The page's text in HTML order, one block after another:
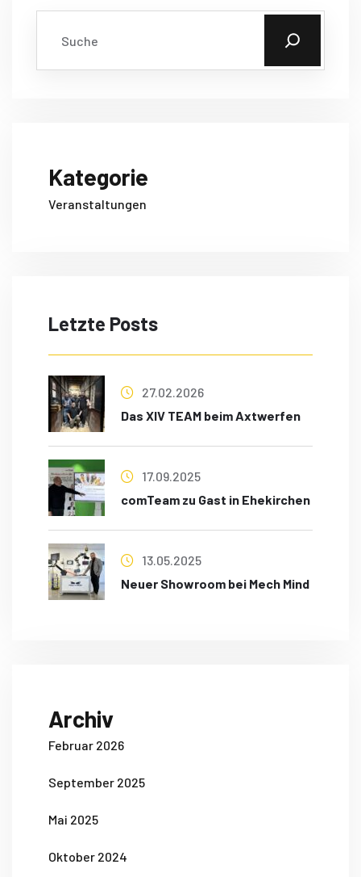
Kategorie
Veranstaltungen
Letzte Posts
27.02.2026
Das XIV TEAM beim Axtwerfen
17.09.2025
comTeam zu Gast in Ehekirchen
13.05.2025
Neuer Showroom bei Mech Mind
Archiv
Februar 2026
September 2025
Mai 2025
Oktober 2024